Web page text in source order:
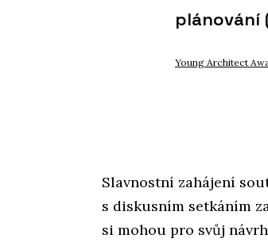
plánování
Young Architect
Slavnostní zahájení
s diskusním setkáním
si mohou pro svůj